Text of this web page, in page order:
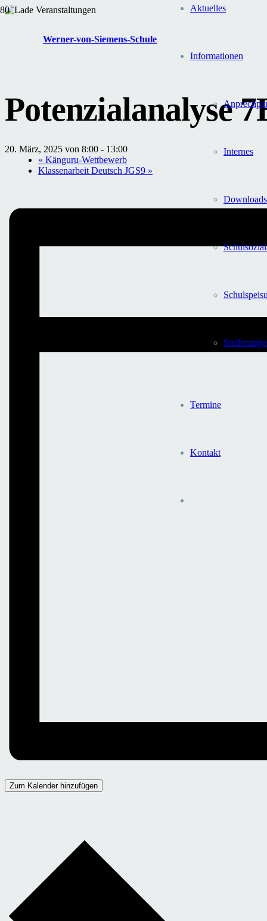
Werner-von-Siemens-Schule
Aktuelles
Informationen
Internes
Downloads
Termine
Kontakt
Diese Veranstaltung hat bereits stattgefunden.
Potenzialanalyse
20. März, 2025 von 8:00 - 13:00
« Känguru-Wettbewerb
Klassenarbeit Deutsch JGS9 »
Zum Kalender hinzufügen